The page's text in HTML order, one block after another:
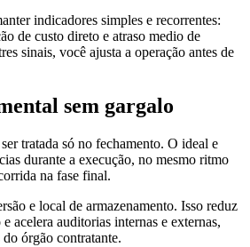
indicadores simples e recorrentes:
de custo direto e atraso medio de
sinais, você ajusta a operação antes de
sem gargalo
tratada só no fechamento. O ideal e
durante a execução, no mesmo ritmo
na fase final.
e local de armazenamento. Isso reduz
acelera auditorias internas e externas,
órgão contratante.